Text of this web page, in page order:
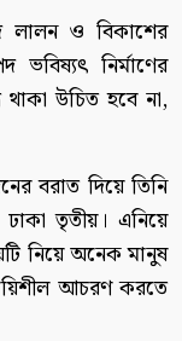
লালন ও বিকাশের
ভবিষ্যৎ নির্মাণের
উচিত হবে না,
বরাত দিয়ে তিনি
তৃতীয়। এনিয়ে
নিয়ে অনেক মানুষ
আচরণ করতে